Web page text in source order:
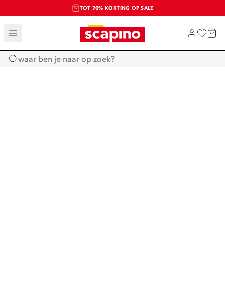
TOT 70% KORTING OP SALE
SALE: LAATSTE KANS!
SHOP NIEUW
Home